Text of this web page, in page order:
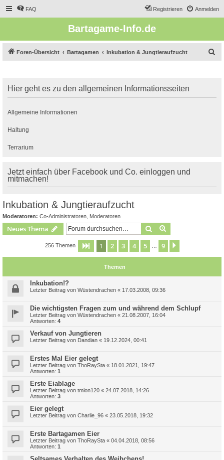
FAQ Anmelden
Registrieren
Bartagame-Info.de
Foren-Übersicht Bartagamen Inkubation & Jungtieraufzucht
e
Hier geht es zu den allgemeinen Informationsseiten
Allgemeine Informationen
Haltung
Terrarium
Jetzt einfach über Facebook und Co. einloggen und
mitmachen!
Inkubation & Jungtieraufzucht
Moderatoren: Co-Administratoren Moderatoren
Neues Thema Suche
256 Themen Seite 1von
1 2 3 4 5 9
Themen
Inkubation!?
Letzter Beitrag von Wüstendrachen « 17.03.2008, 09:36
Die wichtigsten Fragen zum und während dem Schlupf
Letzter Beitrag von Wüstendrachen « 21.08.2007, 16:04
Antworten: 4
Verkauf von Jungtieren
Letzter Beitrag von Dandian « 19.12.2024, 00:41
Erstes Mal Eier gelegt
Letzter Beitrag von ThoRaySta « 18.01.2021, 19:47
Antworten: 1
Erste Eiablage
Letzter Beitrag von tmion120 « 24.07.2018, 14:26
Antworten: 3
Eier gelegt
Letzter Beitrag von Charlie_96 « 23.05.2018, 19:32
Erste Bartagamen Eier
Letzter Beitrag von ThoRaySta « 04.04.2018, 08:56
Antworten: 1
Seltsames Verhalten des Weibchens!